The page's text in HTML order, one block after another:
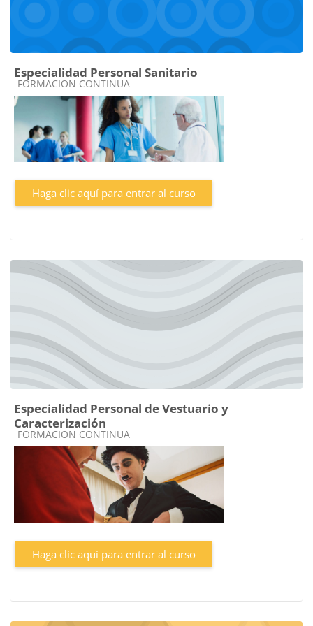
Especialidad Personal Sanitario
Categoría de cursos
FORMACION CONTINUA
Haga clic aquí para entrar al curso
Especialidad Personal de Vestuario y
Caracterización
Categoría de cursos
FORMACION CONTINUA
Haga clic aquí para entrar al curso